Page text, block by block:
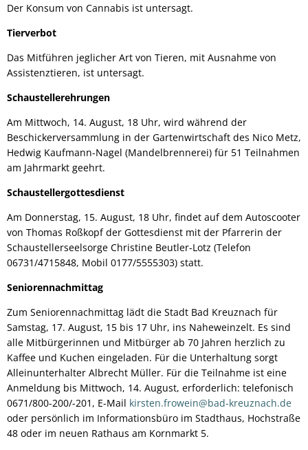
Der Konsum von Cannabis ist untersagt.
Tierverbot
Das Mitführen jeglicher Art von Tieren, mit Ausnahme von
Assistenztieren, ist untersagt.
Schaustellerehrungen
Am Mittwoch, 14. August, 18 Uhr, wird während der
Beschickerversammlung in der Gartenwirtschaft des Nico Metz,
Hedwig Kaufmann-Nagel (Mandelbrennerei) für 51 Teilnahmen
am Jahrmarkt geehrt.
Schaustellergottesdienst
Am Donnerstag, 15. August, 18 Uhr, findet auf dem Autoscooter
von Thomas Roßkopf der Gottesdienst mit der Pfarrerin der
Schaustellerseelsorge Christine Beutler-Lotz (Telefon
06731/4715848, Mobil 0177/5555303) statt.
Seniorennachmittag
Zum Seniorennachmittag lädt die Stadt Bad Kreuznach für
Samstag, 17. August, 15 bis 17 Uhr, ins Naheweinzelt. Es sind
alle Mitbürgerinnen und Mitbürger ab 70 Jahren herzlich zu
Kaffee und Kuchen eingeladen. Für die Unterhaltung sorgt
Alleinunterhalter Albrecht Müller. Für die Teilnahme ist eine
Anmeldung bis Mittwoch, 14. August, erforderlich: telefonisch
0671/800-200/-201, E-Mail kirsten.frowein@bad-kreuznach.de
oder persönlich im Informationsbüro im Stadthaus, Hochstraße
48 oder im neuen Rathaus am Kornmarkt 5.